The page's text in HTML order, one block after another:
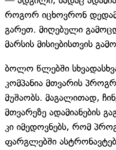
როგორ იცხოვრონ
გარეთ. მიღებული
მარსის მისიებისთვის
ბოლო წლებში
კომპანია მთვარის
მუშაობს. მაგალითად,
მთვარეზე ადამიანების
კი იმედოვნებს, რომ
ფარგლებში